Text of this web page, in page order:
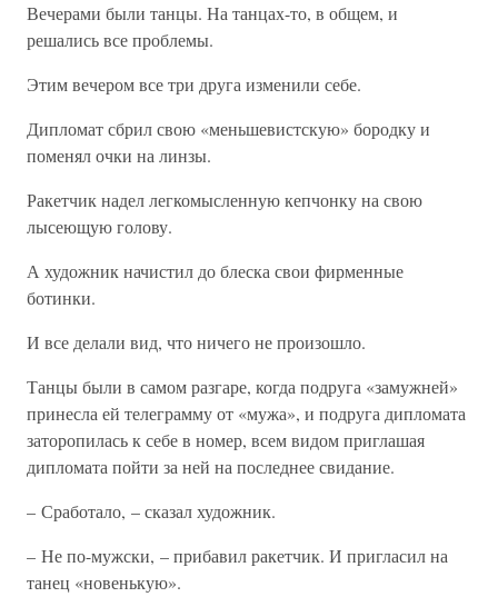
Вечерами были танцы. На танцах-то, в общем, и
решались все проблемы.
Этим вечером все три друга изменили себе.
Дипломат сбрил свою «меньшевистскую» бородку и
поменял очки на линзы.
Ракетчик надел легкомысленную кепчонку на свою
лысеющую голову.
А художник начистил до блеска свои фирменные
ботинки.
И все делали вид, что ничего не произошло.
Танцы были в самом разгаре, когда подруга «замужней»
принесла ей телеграмму от «мужа», и подруга дипломата
заторопилась к себе в номер, всем видом приглашая
дипломата пойти за ней на последнее свидание.
– Сработало, – сказал художник.
– Не по-мужски, – прибавил ракетчик. И пригласил на
танец «новенькую».